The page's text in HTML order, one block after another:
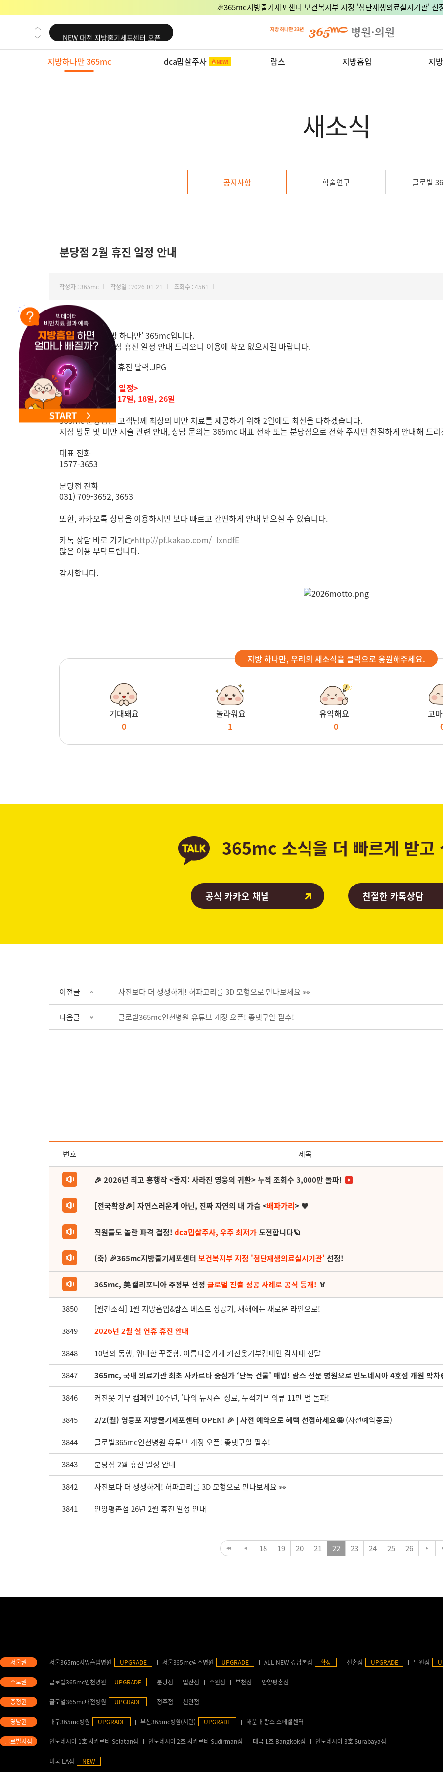
🎉365mc지방줄기세포센터 보건복지부 지정 '첨단재생의료실시기관' 선
NEW 교대 지방줄기세포센터 오픈
NEW 대전 지방줄기세포센터 오픈
NEW 노원 지방줄기세포센터 오픈
NEW 미국 LA점 오픈
지방하나만 365mc dca밉살주사 람스 지방흡입 지
새소식
공지사항 학술연구 글로벌
분당점 2월 휴진 일정 안내
작성자 : 365mc 작성일 : 2026-01-21 조회수 : 4561
안녕하세요, ‘지방 하나만’ 365mc입니다.
2월 365mc 분당점 휴진 일정 안내 드리오니 이용에 착오 없으시길 바랍니다.
<분당점 2월 휴진 일정>
5일, 12일, 16일, 17일, 18일, 26일
365mc 분당점은 고객님께 최상의 비만 치료를 제공하기 위해 2월에도 최선을 다하겠습니다.
지점 방문 및 비만 시술 관련 안내, 상담 문의는 365mc 대표 전화 또는 분당점으로 전화 주시면 친절하게 안내해 드
대표 전화
1577-3653
분당점 전화
031) 709-3652, 3653
또한, 카카오톡 상담을 이용하시면 보다 빠르고 간편하게 안내 받으실 수 있습니다.
카톡 상담 바로 가기👉http://pf.kakao.com/_lxndfE
많은 이용 부탁드립니다.
감사합니다.
지방 하나만, 우리의 새소식을 클릭으로 응원해주세요.
기대돼요
0
놀라워요
1
유익해요
0
고
365mc 소식을 더 빠르게 받고
공식 카카오 채널 친절한 카톡상담
이전글 사진보다 더 생생하게! 허파고리를 3D 모형으로 만나보세요 👀
다음글 글로벌365mc인천병원 유튜브 계정 오픈! 좋댓구알 필수!
번호 제목
🎉 2026년 최고 흥행작 <줄지: 사라진 영웅의 귀환> 누적 조회수 3,000만 돌파!
[전국확장🎉] 자연스러운게 아닌, 진짜 자연의 내 가슴 <배파가리> ♥
직원들도 놀란 파격 결정! dca밉살주사, 우주 최저가도전합니다🪐
(축) 🎉365mc지방줄기세포센터 보건복지부 지정 '첨단재생의료실시기관' 선정!
365mc, 美 캘리포니아 주정부 선정 글로벌 진출 성공 사례로 공식 등재! 🏅
3850 [월간소식] 1월 지방흡입&람스 베스트 성공기, 새해에는 새로운 라인으로!
3849 2026년 2월 설 연휴 휴진 안내
3848 10년의 동행, 위대한 꾸준함. 아름다운가게 커진옷기부캠페인 감사패 전달
3847 365mc, 국내 의료기관 최초 자카르타 중심가 ‘단독 건물’ 매입! 람스 전문 병원으로 인도네시아 4호점 개원 박차
3846 커진옷 기부 캠페인 10주년, '나의 뉴시즌' 성료, 누적기부 의류 11만 벌 돌파!
3845 2/2(월) 영등포 지방줄기세포센터 OPEN! 🎉 | 사전 예약으로 혜택 선점하세요🤩(사전예약종료)
3844 글로벌365mc인천병원 유튜브 계정 오픈! 좋댓구알 필수!
3843 분당점 2월 휴진 일정 안내
3842 사진보다 더 생생하게! 허파고리를 3D 모형으로 만나보세요 👀
3841 안양평촌점 26년 2월 휴진 일정 안내
18 19 20 21 22 23 24 25 26
서울365mc지방흡입병원 UPGRADE 서울365mc람스병원 UPGRADE ALL NEW 강남본점 확장 신촌점 UPGRADE 노원점
글로벌365mc인천병원 UPGRADE 분당점 일산점 수원점 부천점 안양평촌점
글로벌365mc대전병원 UPGRADE 청주점 천안점
대구365mc병원 UPGRADE 부산365mc병원(서면) UPGRADE 해운대 람스 스페셜센터
인도네시아 1호 자카르타 Selatan점 인도네시아 2호 자카르타 Sudirman점 태국 1호 Bangkok점 인도네시아 3호 Surabaya점
미국 LA점 NEW